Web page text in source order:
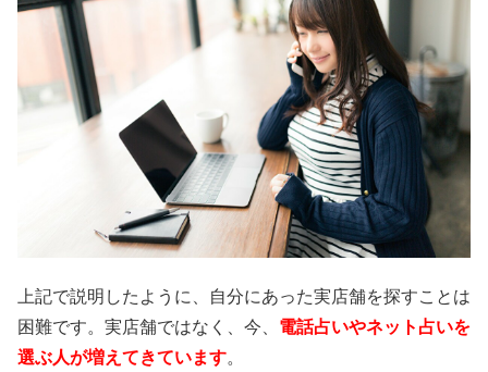
上記で説明したように、自分にあった実店舗を探すことは
困難です。実店舗ではなく、今、 電話占いやネット占いを
選ぶ人が増えてきています。